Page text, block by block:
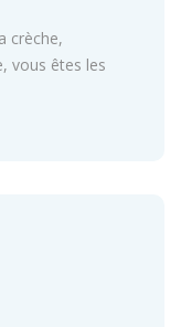
crèche,
vous êtes les